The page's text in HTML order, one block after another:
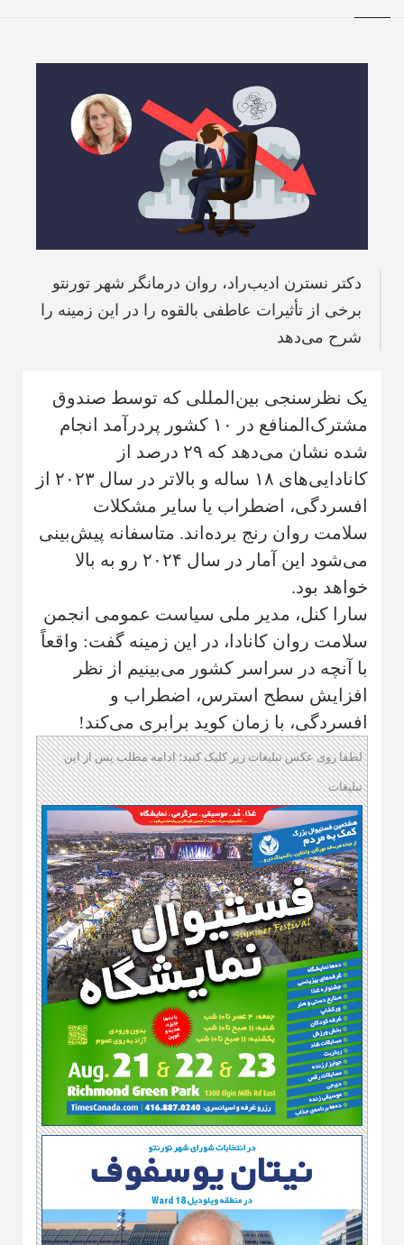
دکتر نسترن ادیب‌راد، روان درمانگر شهر تورنتو
برخی از تأثیرات عاطفی بالقوه را در این زمینه را
شرح می‌دهد
یک نظرسنجی بین‌المللی که توسط صندوق
مشترک‌المنافع در ۱۰ کشور پردرآمد انجام
شده نشان می‌دهد که ۲۹ درصد از
کانادایی‌های ۱۸ ساله و بالاتر در سال ۲۰۲۳ از
افسردگی، اضطراب یا سایر مشکلات
سلامت روان رنج برده‌اند. متاسفانه پیش‌بینی
می‌شود این آمار در سال ۲۰۲۴ رو به بالا
خواهد بود.
سارا کنل، مدیر ملی سیاست عمومی انجمن
سلامت روان کانادا، در این زمینه گفت: واقعاً
با آنچه در سراسر کشور می‌بینیم از نظر
افزایش سطح استرس، اضطراب و
افسردگی، با زمان کوید برابری می‌کند!
لطفا روی عکس تبلیغات زیر کلیک کنید؛ ادامه مطلب پس از این
تبلیغات